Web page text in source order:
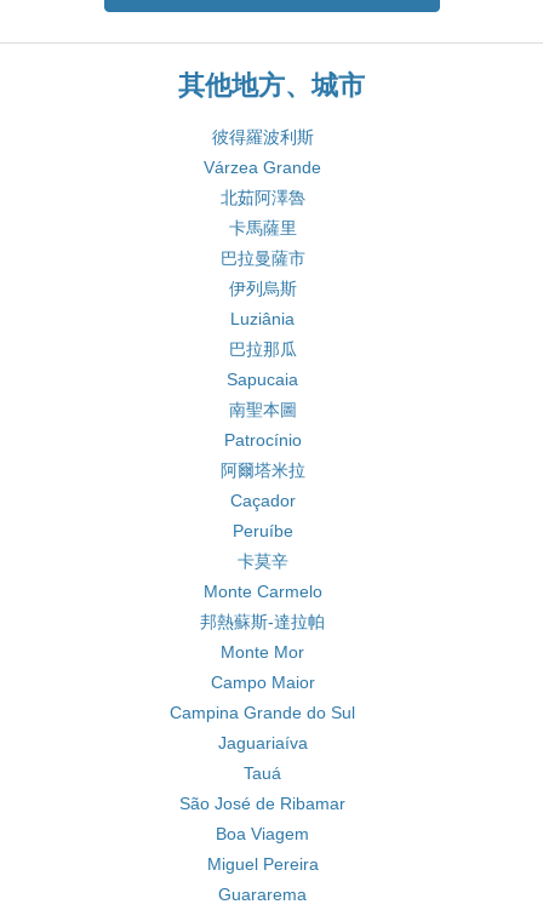
其他地方、城市
彼得羅波利斯
Várzea Grande
北茹阿澤魯
卡馬薩里
巴拉曼薩市
伊列烏斯
Luziânia
巴拉那瓜
Sapucaia
南聖本圖
Patrocínio
阿爾塔米拉
Caçador
Peruíbe
卡莫辛
Monte Carmelo
邦熱蘇斯-達拉帕
Monte Mor
Campo Maior
Campina Grande do Sul
Jaguariaíva
Tauá
São José de Ribamar
Boa Viagem
Miguel Pereira
Guararema